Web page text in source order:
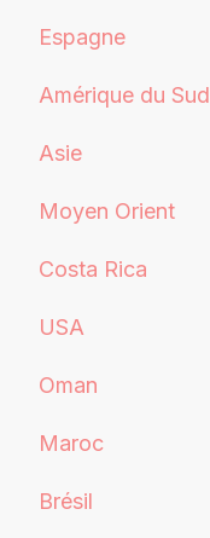
Espagne
Amérique du Sud
Asie
Moyen Orient
Costa Rica
USA
Oman
Maroc
Brésil